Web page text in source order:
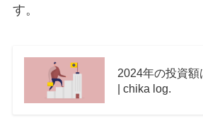
す。
2024年の投資額
| chika log.